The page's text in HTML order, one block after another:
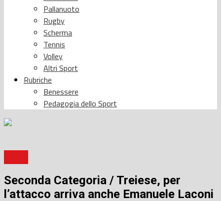
Pallanuoto
Rugby
Scherma
Tennis
Volley
Altri Sport
Rubriche
Benessere
Pedagogia dello Sport
Seconda Categoria / Treiese, per
l’attacco arriva anche Emanuele Laconi